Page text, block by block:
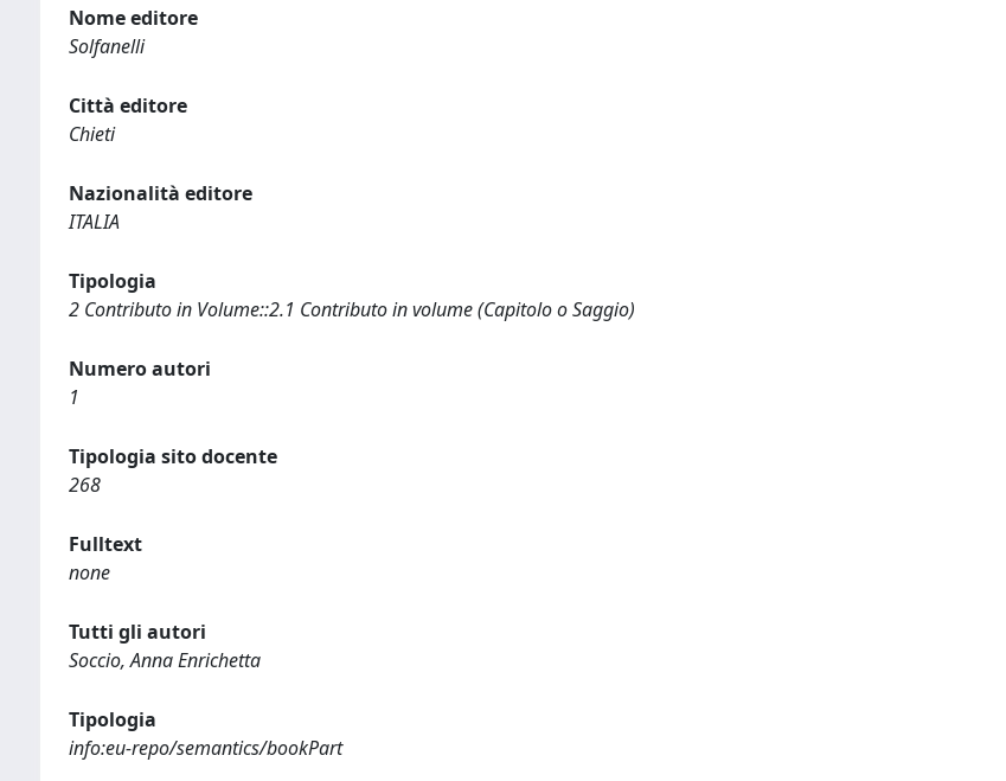
Nome editore
Solfanelli
Città editore
Chieti
Nazionalità editore
ITALIA
Tipologia
2 Contributo in Volume::2.1 Contributo in volume (Capitolo o Saggio)
Numero autori
1
Tipologia sito docente
268
Fulltext
none
Tutti gli autori
Soccio, Anna Enrichetta
Tipologia
info:eu-repo/semantics/bookPart